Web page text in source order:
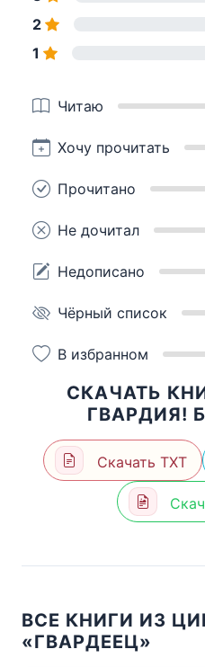
2
1
Читаю
Хочу прочитать
Прочитано
Не дочитал
Недописано
Чёрный список
В избранном
СКАЧАТЬ
ГВАРДИЯ!
Скачать TXT
ВСЕ КНИГИ ИЗ
«ГВАРДЕЕЦ»